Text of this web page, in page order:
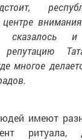
центре
и
репутацию
многое
имеют